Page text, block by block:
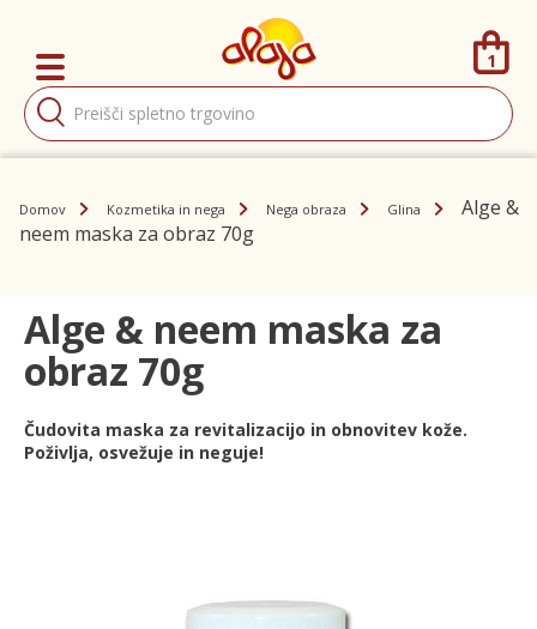
Products
search
1
Domov Kozmetika in nega Nega obraza Glina
Alge &
neem maska za obraz 70g
Alge & neem maska za
obraz 70g
Čudovita maska za revitalizacijo in obnovitev kože.
Poživlja, osvežuje in neguje!